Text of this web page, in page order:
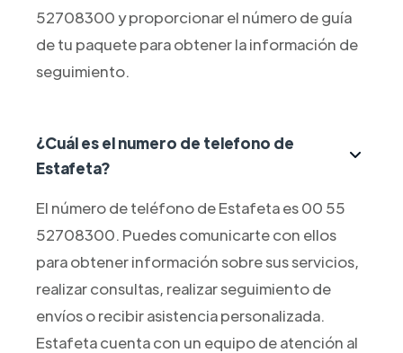
52708300 y proporcionar el número de guía
de tu paquete para obtener la información de
seguimiento.
¿Cuál es el numero de telefono de
Estafeta?
El número de teléfono de Estafeta es 00 55
52708300. Puedes comunicarte con ellos
para obtener información sobre sus servicios,
realizar consultas, realizar seguimiento de
envíos o recibir asistencia personalizada.
Estafeta cuenta con un equipo de atención al